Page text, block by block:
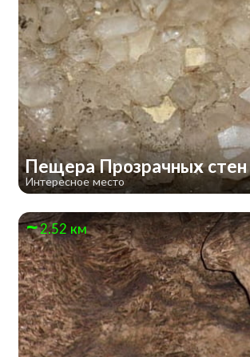
Пещера Прозрачных стен
Интересное место
2.52 км